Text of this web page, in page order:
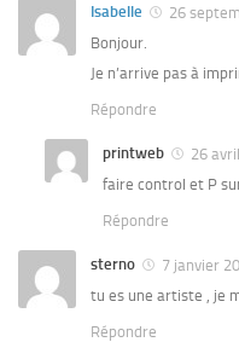
Isabelle
26
Bonjour.
Je n’arrive pas à
Répondre
printweb
26
faire control et P
Répondre
sterno
7 janvier
tu es une artiste , je
Répondre